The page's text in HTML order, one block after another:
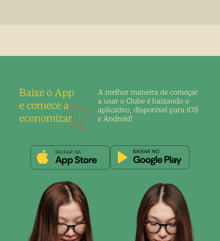
Baixe o App
e comece a
economizar
A melhor maneira de começar
a usar o Clube é baixando o
aplicativo, disponível para iOS
e Android!